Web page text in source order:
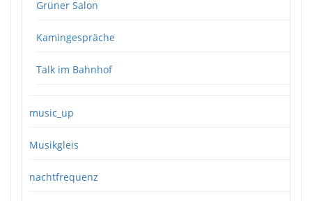
Grüner Salon
Kamingespräche
Talk im Bahnhof
music_up
Musikgleis
nachtfrequenz